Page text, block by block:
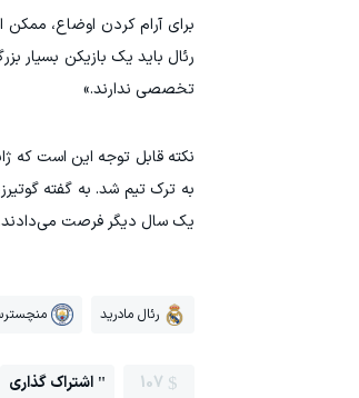
برای آرام کردن اوضاع،
رئال باید یک بازیکن بسیار
تخصصی ندارند.»
به ترک تیم شد. به گفته
یک سال دیگر فرصت
رئال مادرید
107 اشتراک گذاری